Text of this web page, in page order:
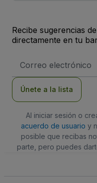
Recibe sugerencias
directamente en tu
de
Únete a la lista
Al iniciar sesión o
acuerdo de usuario y
posible que recibas
parte, pero puedes